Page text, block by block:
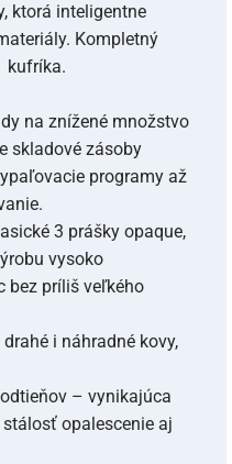
ktorá inteligentne
Kompletný
kufríka.
na znížené množstvo
skladové zásoby
programy až
3 prášky opaque,
vysoko
bez príliš veľkého
i náhradné kovy,
– vynikajúca
opalescenie aj